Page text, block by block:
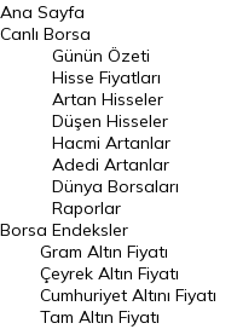
BIST 100 Hisseleri
En Çok Artan Hisseler
En Çok Düşen Hisseler
Hacmi Artanlar
Geçmiş Kapanışlar
Dünya Borsaları
Raporlar
Endeksler
Ana Sayfa
Canlı Borsa
Borsa
Günün Özeti
Hisse Fiyatları
Artan Hisseler
Düşen Hisseler
Hacmi Artanlar
Adedi Artanlar
Dünya Borsaları
Raporlar
Endeksler
Gram Altın Fiyatı
Çeyrek Altın Fiyatı
Cumhuriyet Altını Fiyatı
Tam Altın Fiyatı